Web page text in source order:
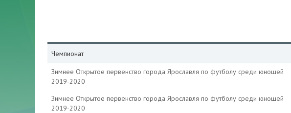
Чемпионат
Зимнее Открытое первенство города Ярославля по футболу среди юношей
2019-2020
Зимнее Открытое первенство города Ярославля по футболу среди юношей
2019-2020